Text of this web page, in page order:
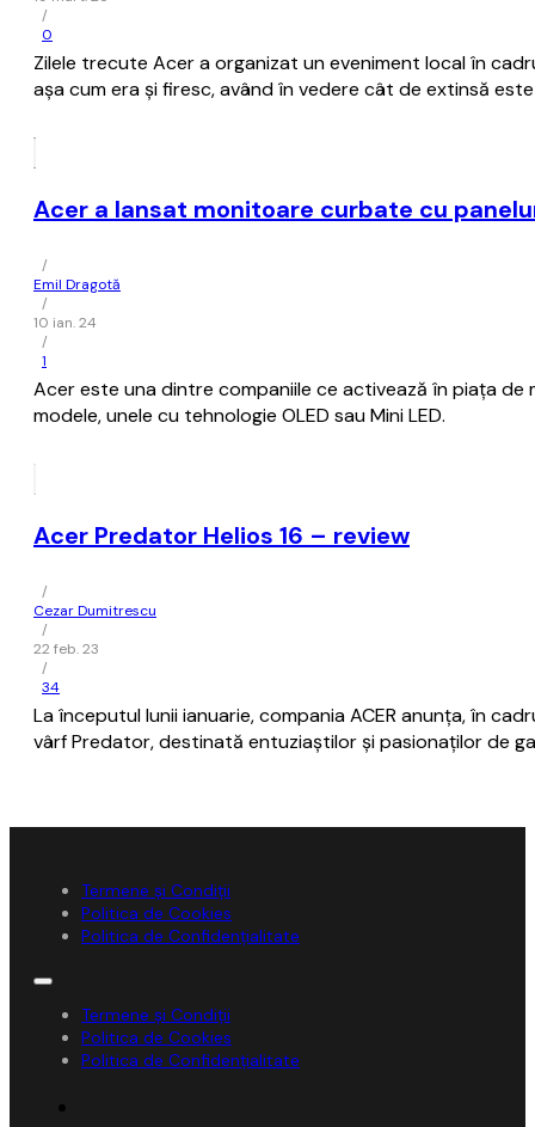
/
0
Zilele trecute Acer a organizat un eveniment local în
așa cum era și firesc, având în vedere cât de extinsă
Acer a lansat monitoare curbate cu
/
Emil Dragotă
/
10 ian. 24
/
1
Acer este una dintre companiile ce activează în piața de
modele, unele cu tehnologie OLED sau Mini LED.
Acer Predator Helios 16 – review
/
Cezar Dumitrescu
/
22 feb. 23
/
34
La începutul lunii ianuarie, compania ACER anunța, în
vârf Predator, destinată entuziaștilor și pasionaților de
Termene și Condiții
Politica de Cookies
Politica de Confidențialitate
Termene și Condiții
Politica de Cookies
Politica de Confidențialitate